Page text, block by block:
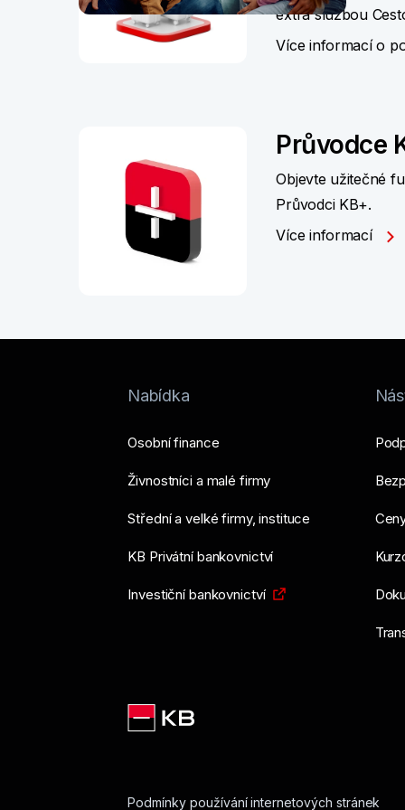
extra službou
Více informací o
Průvodce
Objevte užitečné
Průvodci KB+.
Více informací
Nabídka
Osobní finance
Živnostníci a malé firmy
Střední a velké firmy, instituce
KB Privátní bankovnictví
Investiční bankovnictví
Podmínky používání internetových stránek